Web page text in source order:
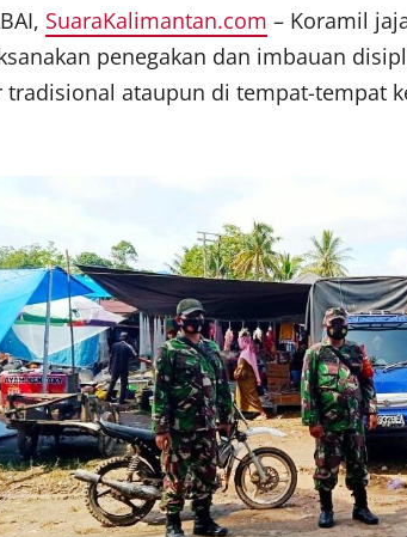
SuaraKalimantan.com – Koramil
penegakan dan imbauan
tradisional ataupun di tempat-tempat